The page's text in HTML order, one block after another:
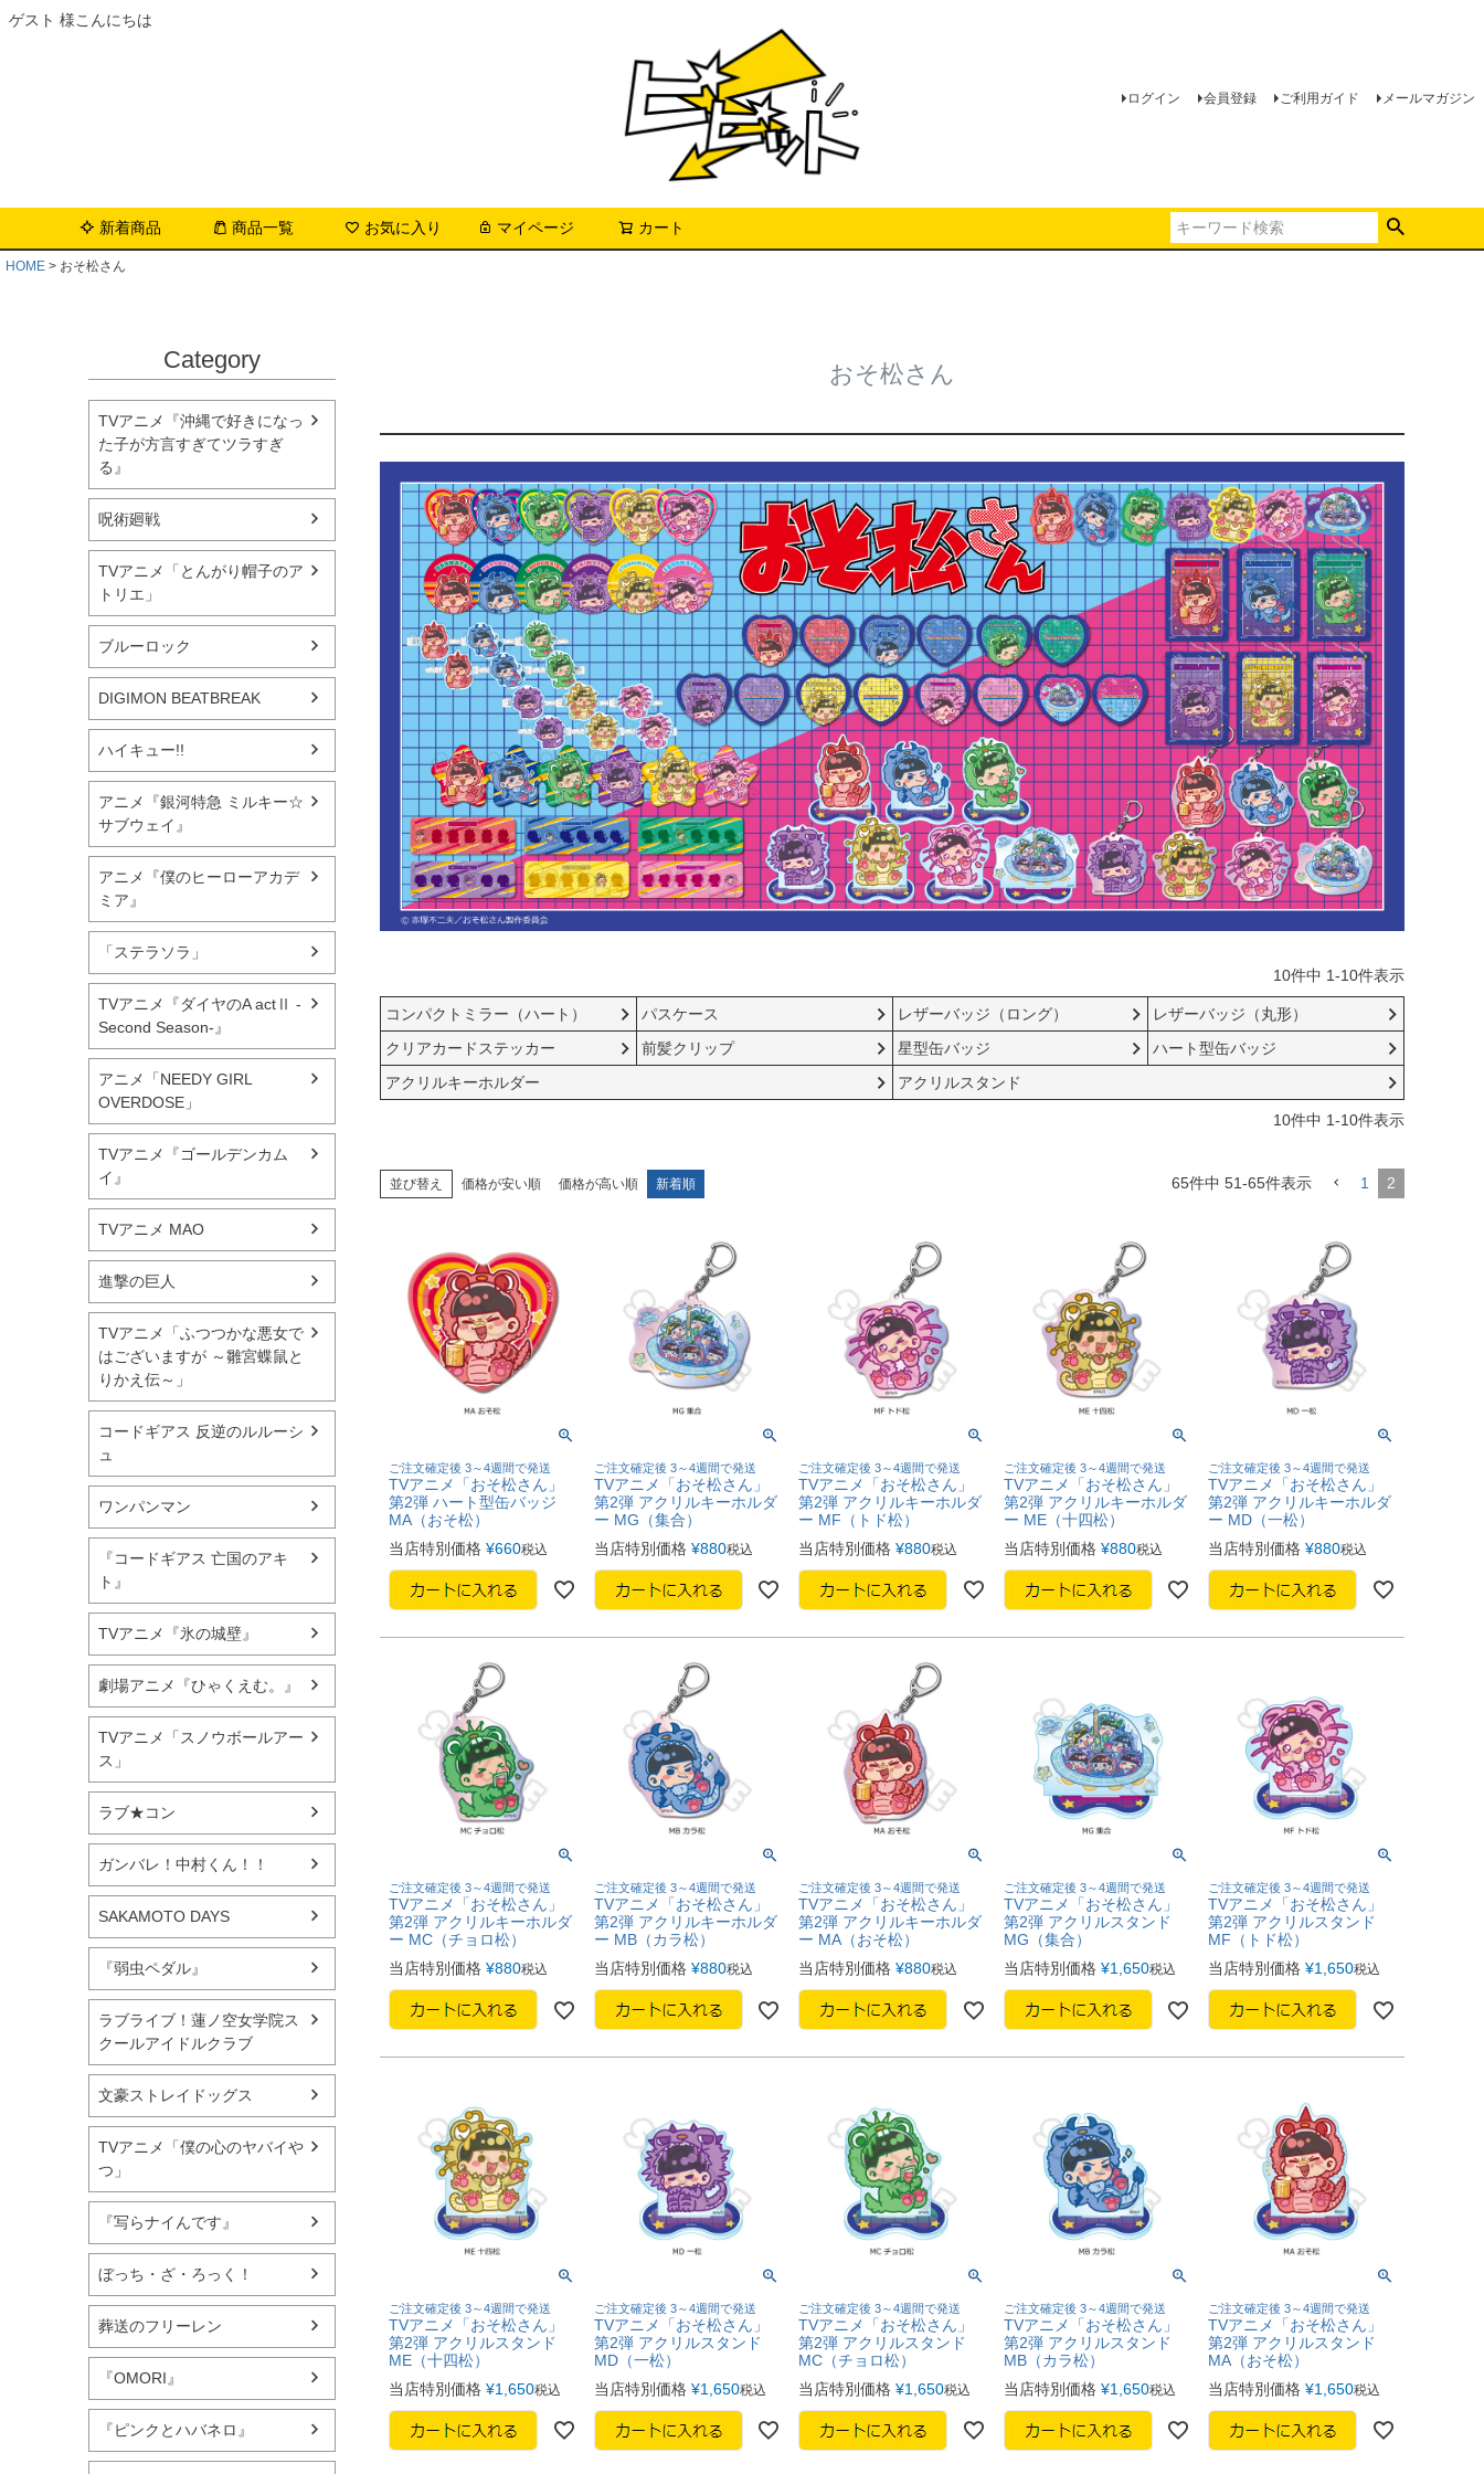
ゲスト 様こんにちは
ログイン 会員登録 ご利用ガイド メールマガジン
新着商品 商品一覧 お気に入り マイページ カート
HOME おそ松さん
Category
TVアニメ『沖縄で好きになっ
た子が方言すぎてツラすぎ
る』
呪術廻戦
TVアニメ「とんがり帽子のア
トリエ」
ブルーロック
DIGIMON BEATBREAK
ハイキュー!!
アニメ『銀河特急 ミルキー☆
サブウェイ』
アニメ『僕のヒーローアカデ
ミア』
「ステラソラ」
TVアニメ『ダイヤのA actⅡ -
Second Season-』
アニメ「NEEDY GIRL
OVERDOSE」
TVアニメ『ゴールデンカム
イ』
TVアニメ MAO
進撃の巨人
TVアニメ「ふつつかな悪女で
はございますが ～雛宮蝶鼠と
りかえ伝～」
コードギアス 反逆のルルーシ
ュ
ワンパンマン
『コードギアス 亡国のアキ
ト』
TVアニメ『氷の城壁』
劇場アニメ『ひゃくえむ。』
TVアニメ「スノウボールアー
ス」
ラブ★コン
ガンバレ！中村くん！！
SAKAMOTO DAYS
『弱虫ペダル』
ラブライブ！蓮ノ空女学院ス
クールアイドルクラブ
文豪ストレイドッグス
TVアニメ「僕の心のヤバイや
つ」
『写らナイんです』
ぼっち・ざ・ろっく！
葬送のフリーレン
『OMORI』
『ピンクとハバネロ』
おそ松さん
10件中 1-10件表示
コンパクトミラー（ハート） パスケース レザーバッジ（ロング）
レザーバッジ（丸形）
クリアカードステッカー
前髪クリップ 星型缶バッジ
ハート型缶バッジ
アクリルキーホルダー
アクリルスタンド
10件中 1-10件表示
並び替え 価格が安い順 価格が高い順 新着順 65件中 51-65件表示 1 2
ご注文確定後 3～4週間で発送
TVアニメ「おそ松さん」
第2弾 ハート型缶バッジ
MA（おそ松）
当店特別価格 ¥660税込
ご注文確定後 3～4週間で発送
TVアニメ「おそ松さん」
第2弾 アクリルキーホルダ
ー MG（集合）
当店特別価格 ¥880税込
ご注文確定後 3～4週間で発送
TVアニメ「おそ松さん」
第2弾 アクリルキーホルダ
ー MF（トド松）
当店特別価格 ¥880税込
ご注文確定後 3～4週間で発送
TVアニメ「おそ松さん」
第2弾 アクリルキーホルダ
ー ME（十四松）
当店特別価格 ¥880税込
ご注文確定後 3～4週間で発送
TVアニメ「おそ松さん」
第2弾 アクリルキーホルダ
ー MD（一松）
当店特別価格 ¥880税込
ご注文確定後 3～4週間で発送
TVアニメ「おそ松さん」
第2弾 アクリルキーホルダ
ー MC（チョロ松）
当店特別価格 ¥880税込
ご注文確定後 3～4週間で発送
TVアニメ「おそ松さん」
第2弾 アクリルキーホルダ
ー MB（カラ松）
当店特別価格 ¥880税込
ご注文確定後 3～4週間で発送
TVアニメ「おそ松さん」
第2弾 アクリルキーホルダ
ー MA（おそ松）
当店特別価格 ¥880税込
ご注文確定後 3～4週間で発送
TVアニメ「おそ松さん」
第2弾 アクリルスタンド
MG（集合）
当店特別価格 ¥1,650税込
ご注文確定後 3～4週間で発送
TVアニメ「おそ松さん」
第2弾 アクリルスタンド
MF（トド松）
当店特別価格 ¥1,650税込
ご注文確定後 3～4週間で発送
TVアニメ「おそ松さん」
第2弾 アクリルスタンド
ME（十四松）
当店特別価格 ¥1,650税込
ご注文確定後 3～4週間で発送
TVアニメ「おそ松さん」
第2弾 アクリルスタンド
MD（一松）
当店特別価格 ¥1,650税込
ご注文確定後 3～4週間で発送
TVアニメ「おそ松さん」
第2弾 アクリルスタンド
MC（チョロ松）
当店特別価格 ¥1,650税込
ご注文確定後 3～4週間で発送
TVアニメ「おそ松さん」
第2弾 アクリルスタンド
MB（カラ松）
当店特別価格 ¥1,650税込
ご注文確定後 3～4週間で発送
TVアニメ「おそ松さん」
第2弾 アクリルスタンド
MA（おそ松）
当店特別価格 ¥1,650税込